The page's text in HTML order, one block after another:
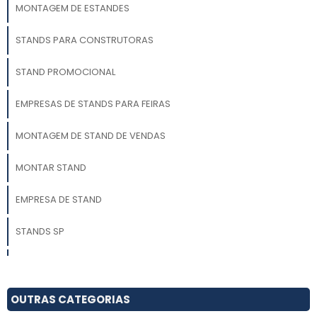
MONTAGEM DE ESTANDES
STANDS PARA CONSTRUTORAS
STAND PROMOCIONAL
EMPRESAS DE STANDS PARA FEIRAS
MONTAGEM DE STAND DE VENDAS
MONTAR STAND
EMPRESA DE STAND
STANDS SP
FORNECEDORES DE STAND PARA EXPOSIÇÕES
OUTRAS CATEGORIAS